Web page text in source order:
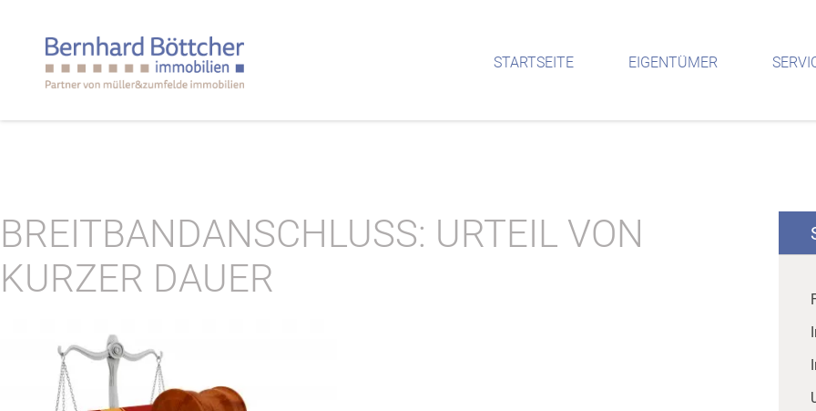
STARTSEITE EIGENTÜMER
BREITBANDANSCHLUSS: URTEIL VON
KURZER DAUER